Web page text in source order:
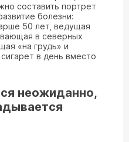
составить портрет
болезни:
50 лет, ведущая
в северных
«на грудь» и
в день вместо
неожиданно,